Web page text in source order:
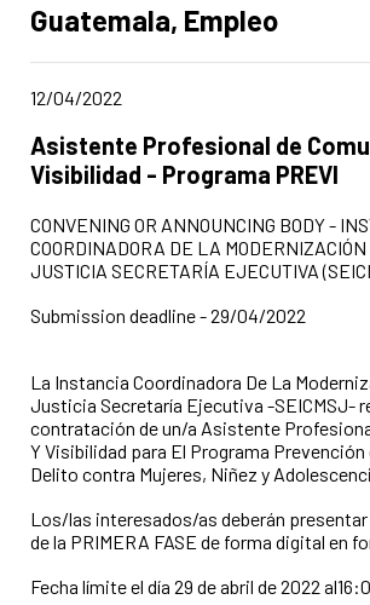
Ad section:
Guatemala, Empleo
Date of publication of the news item
12/04/2022
Title of the announcement:
Asistente Profesional de
Visibilidad - Programa PREVI
CONVENING OR ANNOUNCING BODY -
COORDINADORA DE LA
JUSTICIA SECRETARÍA EJECUTIVA
Submission deadline - 29/04/2022
La Instancia Coordinadora De La
Justicia Secretaría Ejecutiva -SEICMSJ-
contratación de un/a Asistente
Y Visibilidad para El Programa Prevención
Delito contra Mujeres, Niñez y
Los/las interesados/as deberán
de la PRIMERA FASE de forma digital en
Fecha límite el día 29 de abril de 2022